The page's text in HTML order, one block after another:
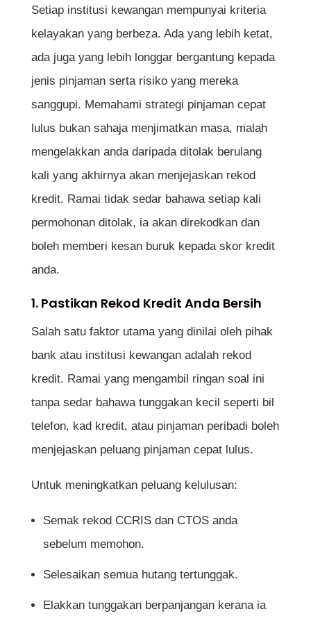
Setiap institusi kewangan mempunyai kriteria
kelayakan yang berbeza. Ada yang lebih ketat,
ada juga yang lebih longgar bergantung kepada
jenis pinjaman serta risiko yang mereka
sanggupi. Memahami strategi pinjaman cepat
lulus bukan sahaja menjimatkan masa, malah
mengelakkan anda daripada ditolak berulang
kali yang akhirnya akan menjejaskan rekod
kredit. Ramai tidak sedar bahawa setiap kali
permohonan ditolak, ia akan direkodkan dan
boleh memberi kesan buruk kepada skor kredit
anda.
1. Pastikan Rekod Kredit Anda Bersih
Salah satu faktor utama yang dinilai oleh pihak
bank atau institusi kewangan adalah rekod
kredit. Ramai yang mengambil ringan soal ini
tanpa sedar bahawa tunggakan kecil seperti bil
telefon, kad kredit, atau pinjaman peribadi boleh
menjejaskan peluang pinjaman cepat lulus.
Untuk meningkatkan peluang kelulusan:
Semak rekod CCRIS dan CTOS anda
sebelum memohon.
Selesaikan semua hutang tertunggak.
Elakkan tunggakan berpanjangan kerana ia